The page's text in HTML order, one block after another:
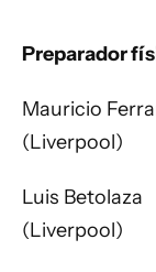
Preparador
Mauricio
(Liverpool)
Luis Betolaza
(Liverpool)